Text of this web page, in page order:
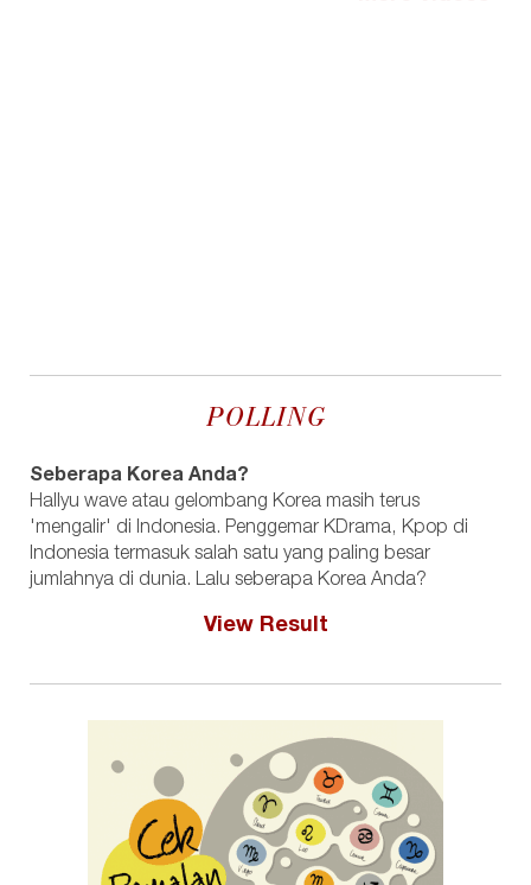
POLLING
Seberapa Korea Anda?
Hallyu wave atau gelombang Korea masih terus
'mengalir' di Indonesia. Penggemar KDrama, Kpop di
Indonesia termasuk salah satu yang paling besar
jumlahnya di dunia. Lalu seberapa Korea Anda?
View Result